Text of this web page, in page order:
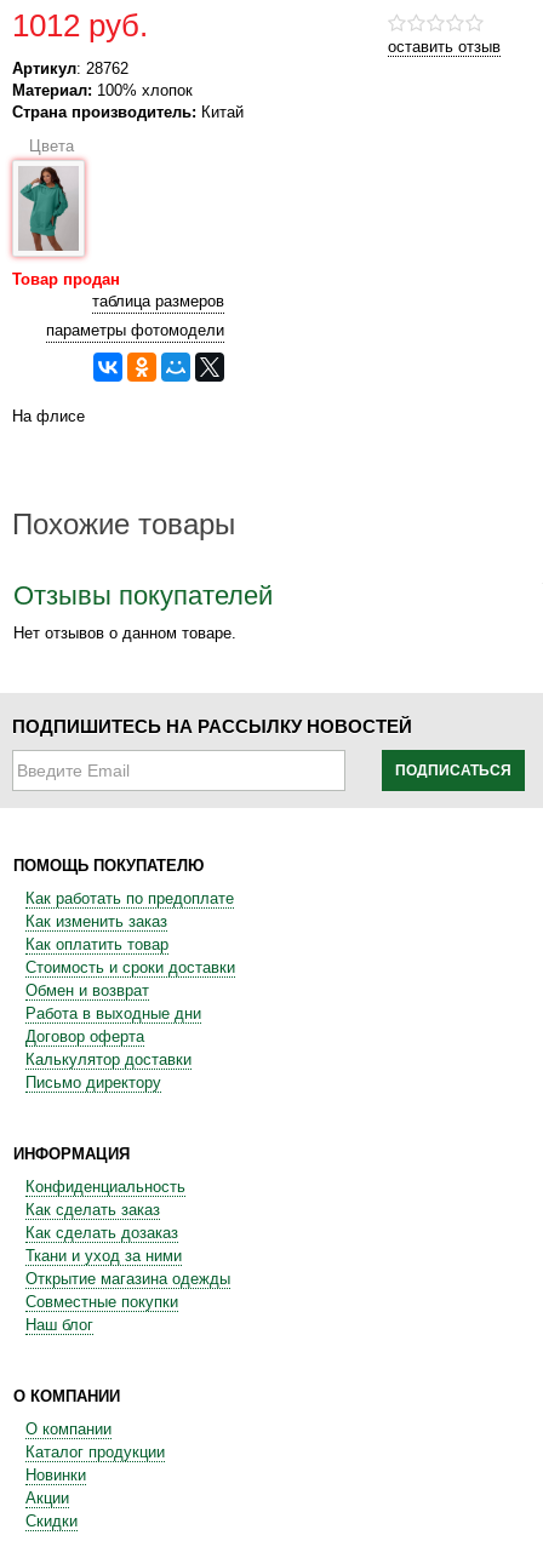
оставить отзыв
1012 руб.
Артикул: 28762
Материал: 100% хлопок
Страна производитель: Китай
Цвета
Товар продан
таблица размеров
параметры фотомодели
На флисе
Похожие товары
Отзывы покупателей
Нет отзывов о данном товаре.
ПОДПИШИТЕСЬ НА РАССЫЛКУ НОВОСТЕЙ
ПОДПИСАТЬСЯ
ПОМОЩЬ ПОКУПАТЕЛЮ
Как работать по предоплате
Как изменить заказ
Как оплатить товар
Стоимость и сроки доставки
Обмен и возврат
Работа в выходные дни
Договор оферта
Калькулятор доставки
Письмо директору
ИНФОРМАЦИЯ
Конфиденциальность
Как сделать заказ
Как сделать дозаказ
Ткани и уход за ними
Открытие магазина одежды
Совместные покупки
Наш блог
О КОМПАНИИ
О компании
Каталог продукции
Новинки
Акции
Скидки